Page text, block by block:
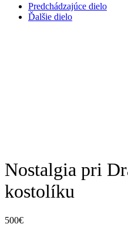
Predchádzajúce dielo
Ďalšie dielo
Nostalgia pri
kostolíku
500€